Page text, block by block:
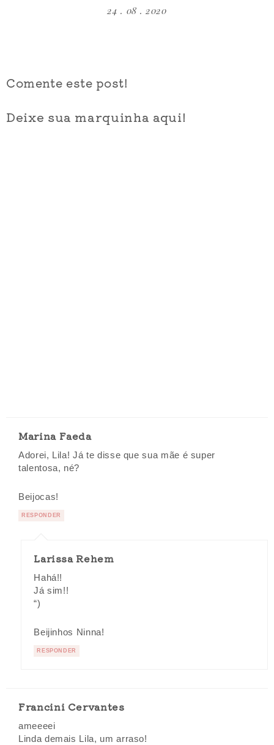
24 . 08 . 2020
Comente este post!
Deixe sua marquinha aqui!
Marina Faeda
Adorei, Lila! Já te disse que sua mãe é super
talentosa, né?
Beijocas!
RESPONDER
Larissa Rehem
Hahá!!
Já sim!!
“)
Beijinhos Ninna!
RESPONDER
Francini Cervantes
ameeeei
Linda demais Lila, um arraso!